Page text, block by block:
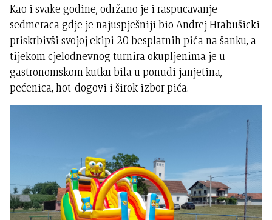
Kao i svake godine, održano je i raspucavanje
sedmeraca gdje je najuspješniji bio Andrej Hrabušicki
priskrbivši svojoj ekipi 20 besplatnih pića na šanku, a
tijekom cjelodnevnog turnira okupljenima je u
gastronomskom kutku bila u ponudi janjetina,
pećenica, hot-dogovi i širok izbor pića.